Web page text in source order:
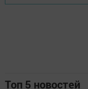
Топ 5 новостей